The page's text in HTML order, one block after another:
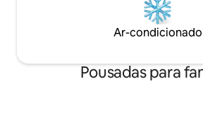
Ar-condicionado
Pousadas para